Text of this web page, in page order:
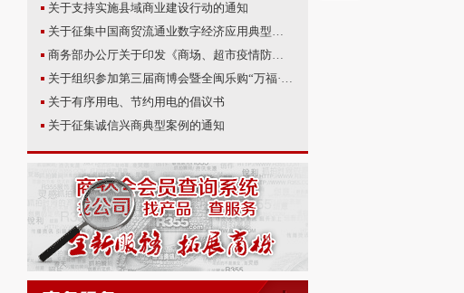
关于支持实施县域商业建设行动的通知
关于征集中国商贸流通业数字经济应用典型案例的通知
商务部办公厅关于印发《商场、超市疫情防控技术指南（第四版）》等2个防控指南的通知
关于组织参加第三届商博会暨全闽乐购“万福·跨年购”促消费活动的通知
关于有序用电、节约用电的倡议书
关于征集诚信兴商典型案例的通知